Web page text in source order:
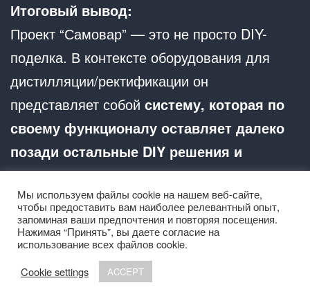
Итоговый вывод:
Проект “Самовар” — это не просто DIY-
поделка. В контексте оборудования для
дистилляции/ректификации он
представляет собой систему, которая по
своему функционалу оставляет далеко
позади остальные DIY решения и
напрямую конкурирует с дорогими
продвинутыми контроллерами,
превосходя их в гибкости и
возможностях кастомизации.
Его главный компромисс — это не
Мы используем файлы cookie на нашем веб-сайте,
чтобы предоставить вам наиболее релевантный опыт,
запоминая ваши предпочтения и повторяя посещения.
Нажимая “Принять”, вы даете согласие на
использование всех файлов cookie.
Cookie settings
ACCEPT